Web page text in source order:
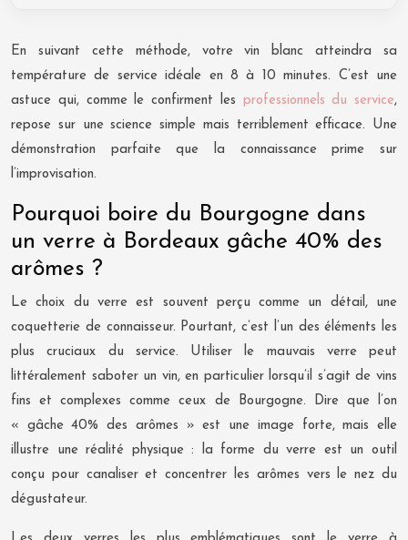
En suivant cette méthode, votre vin blanc atteindra sa
température de service idéale en 8 à 10 minutes. C’est une
astuce qui, comme le confirment les professionnels du service,
repose sur une science simple mais terriblement efficace. Une
démonstration parfaite que la connaissance prime sur
l’improvisation.
Pourquoi boire du Bourgogne dans
un verre à Bordeaux gâche 40% des
arômes ?
Le choix du verre est souvent perçu comme un détail, une
coquetterie de connaisseur. Pourtant, c’est l’un des éléments les
plus cruciaux du service. Utiliser le mauvais verre peut
littéralement saboter un vin, en particulier lorsqu’il s’agit de vins
fins et complexes comme ceux de Bourgogne. Dire que l’on
« gâche 40% des arômes » est une image forte, mais elle
illustre une réalité physique : la forme du verre est un outil
conçu pour canaliser et concentrer les arômes vers le nez du
dégustateur.